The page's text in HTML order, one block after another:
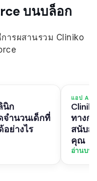
บนบล็อก
ารผสานรวม Cliniko
นิก
จำนวนเด็กที่
อย่างไร
แอป API
ทางก
สนับส
คุณ
อ่านบท